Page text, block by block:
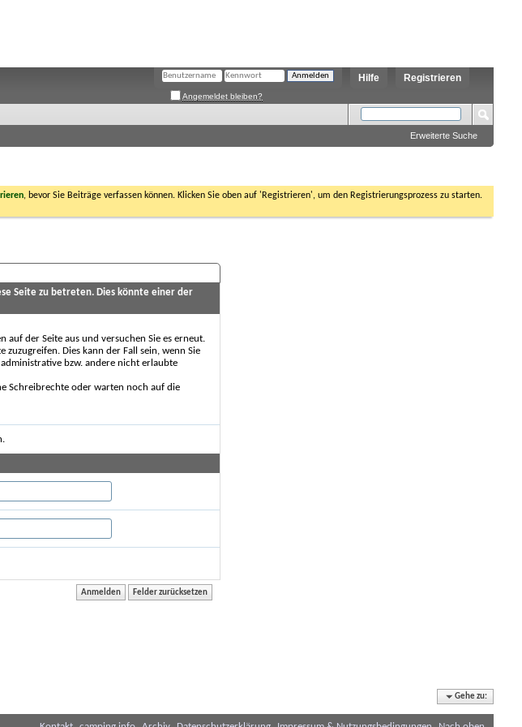
Registrieren
Hilfe
Angemeldet bleiben?
Erweiterte Suche
, bevor Sie Beiträge verfassen können. Klicken Sie oben auf 'Registrieren', um den Registrierungsprozess zu starten.
Seite zu betreten. Dies könnte einer der
auf der Seite aus und versuchen Sie es erneut.
zuzugreifen. Dies kann der Fall sein, wenn Sie
bzw. andere nicht erlaubte
Schreibrechte oder warten noch auf die
Gehe zu: